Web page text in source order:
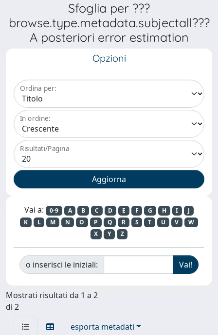
Sfoglia per ???
browse.type.metadata.subjectall???
A posteriori error estimation
Opzioni
Ordina per:
In ordine:
Risultati/Pagina
Vai a: 0-9 A B C D E F G H I
J
K
L M N O P Q R S T U V
W
X
Y Z
o inserisci le iniziali:
Mostrati risultati da 1 a 2
di 2
esporta metadati